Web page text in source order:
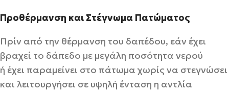
Προθέρμανση και Στέγνωμα Πατώματος
Πρίν από την θέρμανση του δαπέδου, εάν έχει
βραχεί το δάπεδο με μεγάλη ποσότητα νερού
ή έχει παραμείνει στο πάτωμα χωρίς να στεγνώσει
και λειτουργήσει σε υψηλή ένταση η αντλία